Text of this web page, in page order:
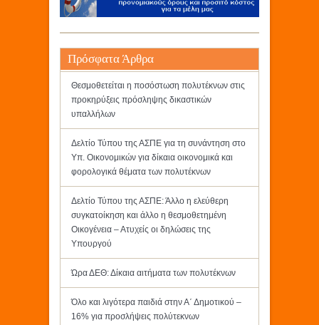
Πρόσφατα Άρθρα
Θεσμοθετείται η ποσόστωση πολυτέκνων στις
προκηρύξεις πρόσληψης δικαστικών
υπαλλήλων
Δελτίο Τύπου της ΑΣΠΕ για τη συνάντηση στο
Υπ. Οικονομικών για δίκαια οικονομικά και
φορολογικά θέματα των πολυτέκνων
Δελτίο Τύπου της ΑΣΠΕ: Άλλο η ελεύθερη
συγκατοίκηση και άλλο η θεσμοθετημένη
Οικογένεια – Ατυχείς οι δηλώσεις της
Υπουργού
Ώρα ΔΕΘ: Δίκαια αιτήματα των πολυτέκνων
Όλο και λιγότερα παιδιά στην Α΄ Δημοτικού –
16% για προσλήψεις πολύτεκνων